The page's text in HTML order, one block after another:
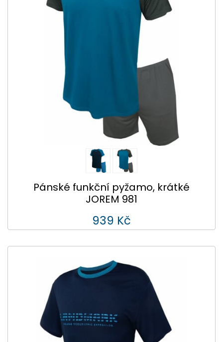
Pánské funkční pyžamo, krátké
JOREM 981
939 Kč